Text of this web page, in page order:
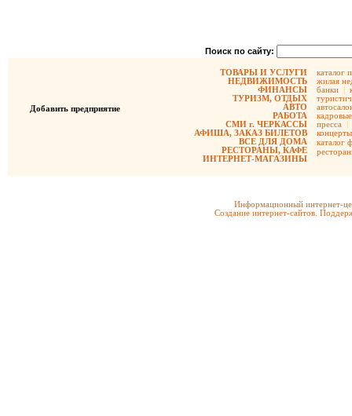
Поиск по сайту:
Добавить предприятие
ТОВАРЫ И УСЛУГИ
НЕДВИЖИМОСТЬ
ФИНАНСЫ
ТУРИЗМ, ОТДЫХ
АВТО
РАБОТА
СМИ г. ЧЕРКАССЫ
АФИША, ЗАКАЗ БИЛЕТОВ
ВСЕ ДЛЯ ДОМА
РЕСТОРАНЫ, КАФЕ
ИНТЕРНЕТ-МАГАЗИНЫ
каталог
жилая
банки |
пресса |
концерты
каталог
Информационный интернет-
Создание интернет-сайтов.